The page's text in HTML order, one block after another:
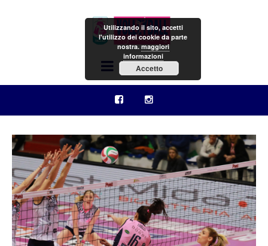
Menu
Utilizzando il sito, accetti
l'utilizzo dei cookie da parte
nostra.maggiori
informazioni
Accetto